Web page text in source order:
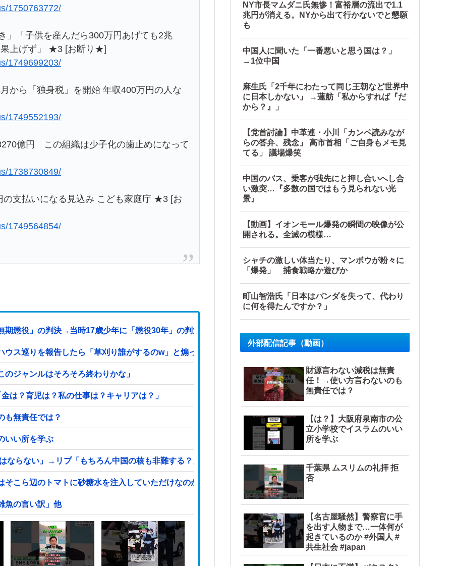
1750763772/
」「子供を産んだら300万円あげても2兆
果上げず」 ★3 [お断り★]
1749699203/
から「独身税」を開始 年収400万円の人な
1749552193/
億円 この組織は少子化の歯止めになって
1738730849/
支払いになる見込み こども家庭庁 ★3 [お
1749564854/
期懲役」の判決→当時17歳少年に「懲役30年」の判決
ウス巡りを報告したら「草刈り誰がするのw」と煽ってきたので…旦那が放った「一言」に義母オロオロｗｗ←嫌味を逆手
ジャンルはそろそろ終わりかな」
は？育児は？私の仕事は？キャリアは？」
も無責任では？
いい所を学ぶ
ならない」→リプ「もちろん中国の核も非難する？」→即ブロック
こら辺のトマトに砂糖水を注入していただけなのが判明して大問題にw
魚の言い訳」他
NY市長マムダニ氏無惨！富裕層の流出で1.1
兆円が消える。NYから出て行かないでと懇願
も
中国人に聞いた「一番悪いと思う国は？」
→1位中国
麻生氏「2千年にわたって同じ王朝など世界中
に日本しかない」 →蓮舫「私からすれば『だ
から？』」
【党首討論】中革連・小川「カンペ読みなが
らの答弁、残念」 高市首相「ご自身もメモ見
てる」 議場爆笑
中国のバス、乗客が我先にと押し合いへし合
い激突…『多数の国ではもう見られない光
景』
【動画】イオンモール爆発の瞬間の映像が公
開される。全滅の模様…
シャチの激しい体当たり、マンボウが粉々に
「爆発」 捕食戦略か遊びか
町山智浩氏「日本はパンダを失って、代わり
に何を得たんですか？」
外部配信記事（動画）
財源言わない減税は無責
任！→使い方言わないのも
無責任では？
【は？】大阪府泉南市の公
立小学校でイスラムのいい
所を学ぶ
千葉県 ムスリムの礼拝 拒
否
【名古屋騒然】警察官に手
を出す人物まで…一体何が
起きているのか #外国人 #
共生社会 #japan